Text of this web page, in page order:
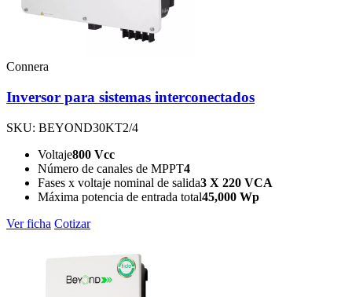
Connera
Inversor para sistemas interconectados
SKU: BEYOND30KT2/4
Voltaje800 Vcc
Número de canales de MPPT4
Fases x voltaje nominal de salida3 X 220 VCA
Máxima potencia de entrada total45,000 Wp
Ver ficha Cotizar